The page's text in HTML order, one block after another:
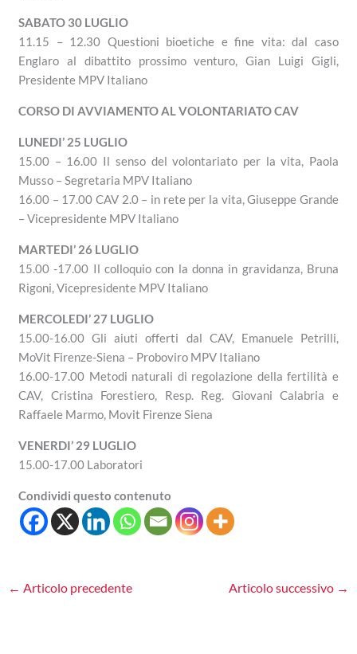
SABATO 30 LUGLIO
11.15 – 12.30 Questioni bioetiche e fine vita: dal caso
Englaro al dibattito prossimo venturo, Gian Luigi Gigli,
Presidente MPV Italiano
CORSO DI AVVIAMENTO AL VOLONTARIATO CAV
LUNEDI’ 25 LUGLIO
15.00 – 16.00 Il senso del volontariato per la vita, Paola
Musso – Segretaria MPV Italiano
16.00 – 17.00 CAV 2.0 – in rete per la vita, Giuseppe Grande
– Vicepresidente MPV Italiano
MARTEDI’ 26 LUGLIO
15.00 -17.00 Il colloquio con la donna in gravidanza, Bruna
Rigoni, Vicepresidente MPV Italiano
MERCOLEDI’ 27 LUGLIO
15.00-16.00 Gli aiuti offerti dal CAV, Emanuele Petrilli,
MoVit Firenze-Siena – Proboviro MPV Italiano
16.00-17.00 Metodi naturali di regolazione della fertilità e
CAV, Cristina Forestiero, Resp. Reg. Giovani Calabria e
Raffaele Marmo, Movit Firenze Siena
VENERDI’ 29 LUGLIO
15.00-17.00 Laboratori
Condividi questo contenuto
← Articolo precedente Articolo successivo →